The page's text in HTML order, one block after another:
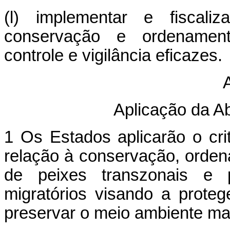
(l) implementar e
conservação e
controle e vigilância eficazes.
Aplicação da
1 Os Estados aplicarão o
relação à conservação,
de peixes transzonais e
migratórios visando a
preservar o meio ambiente